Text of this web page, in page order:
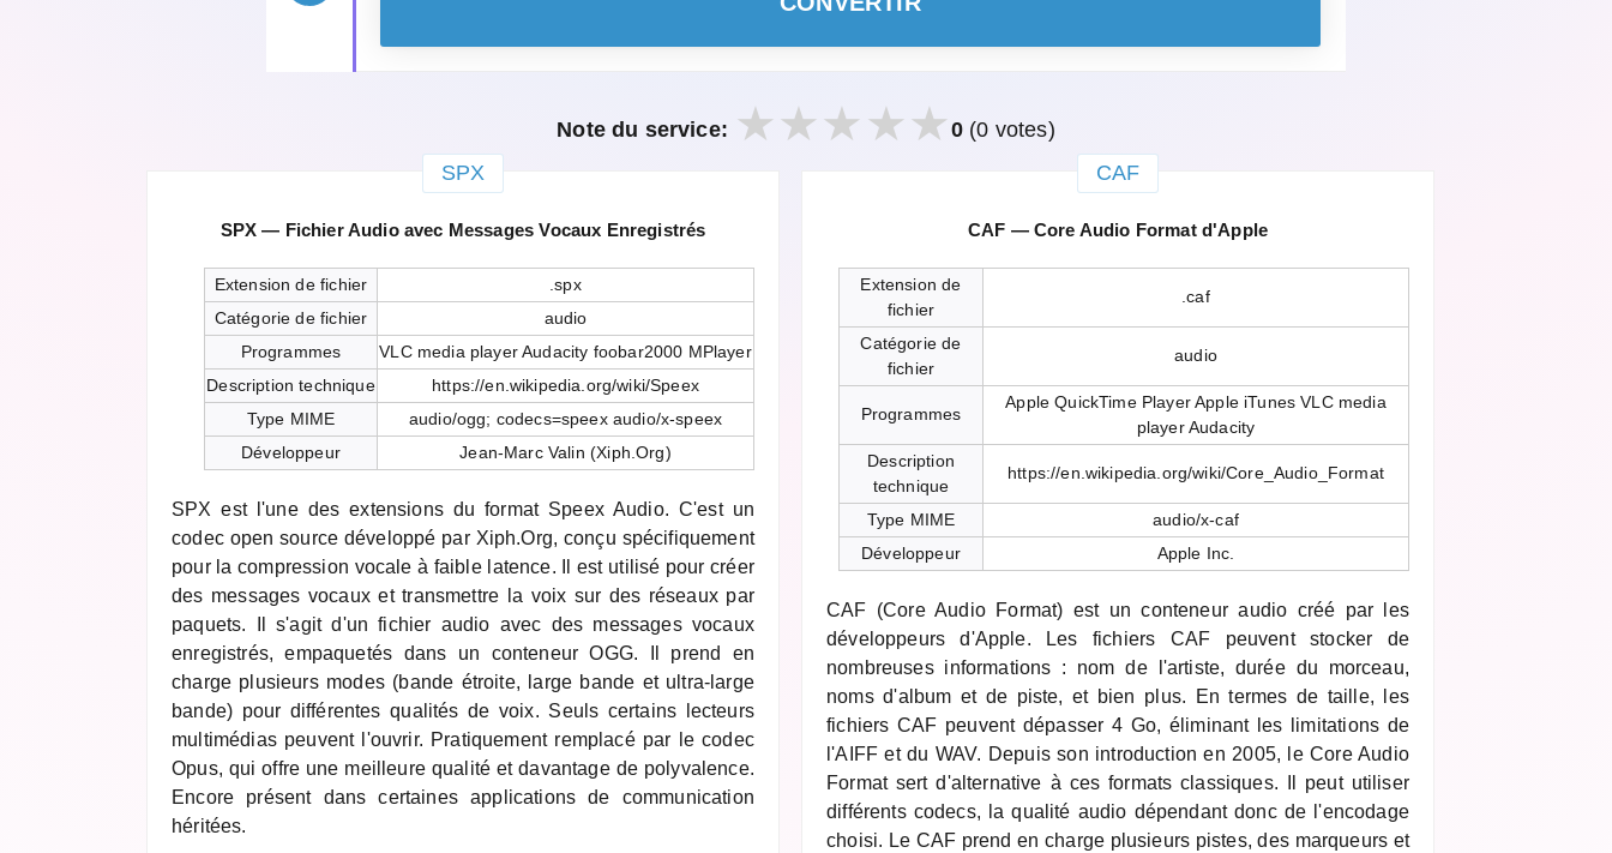
Note du service: 0 (0 votes)
SPX
SPX — Fichier Audio avec Messages Vocaux Enregistrés
Extension de fichier
.spx
Catégorie de fichier
audio
Programmes
VLC media player Audacity foobar2000 MPlayer
Description technique
https://en.wikipedia.org/wiki/Speex
Type MIME
audio/ogg; codecs=speex audio/x-speex
Développeur
Jean-Marc Valin (Xiph.Org)
SPX est l'une des extensions du format Speex Audio. C'est un
codec open source développé par Xiph.Org, conçu spécifiquement
pour la compression vocale à faible latence. Il est utilisé pour créer
des messages vocaux et transmettre la voix sur des réseaux par
paquets. Il s'agit d'un fichier audio avec des messages vocaux
enregistrés, empaquetés dans un conteneur OGG. Il prend en
charge plusieurs modes (bande étroite, large bande et ultra-large
bande) pour différentes qualités de voix. Seuls certains lecteurs
multimédias peuvent l'ouvrir. Pratiquement remplacé par le codec
Opus, qui offre une meilleure qualité et davantage de polyvalence.
Encore présent dans certaines applications de communication
héritées.
CAF
CAF — Core Audio Format d'Apple
Extension de
fichier
.caf
Catégorie de
fichier
audio
Programmes
Apple QuickTime Player Apple iTunes VLC media
player Audacity
Description
technique
https://en.wikipedia.org/wiki/Core_Audio_Format
Type MIME
audio/x-caf
Développeur
Apple Inc.
CAF (Core Audio Format) est un conteneur audio créé par les
développeurs d'Apple. Les fichiers CAF peuvent stocker de
nombreuses informations : nom de l'artiste, durée du morceau,
noms d'album et de piste, et bien plus. En termes de taille, les
fichiers CAF peuvent dépasser 4 Go, éliminant les limitations de
l'AIFF et du WAV. Depuis son introduction en 2005, le Core Audio
Format sert d'alternative à ces formats classiques. Il peut utiliser
différents codecs, la qualité audio dépendant donc de l'encodage
choisi. Le CAF prend en charge plusieurs pistes, des marqueurs et